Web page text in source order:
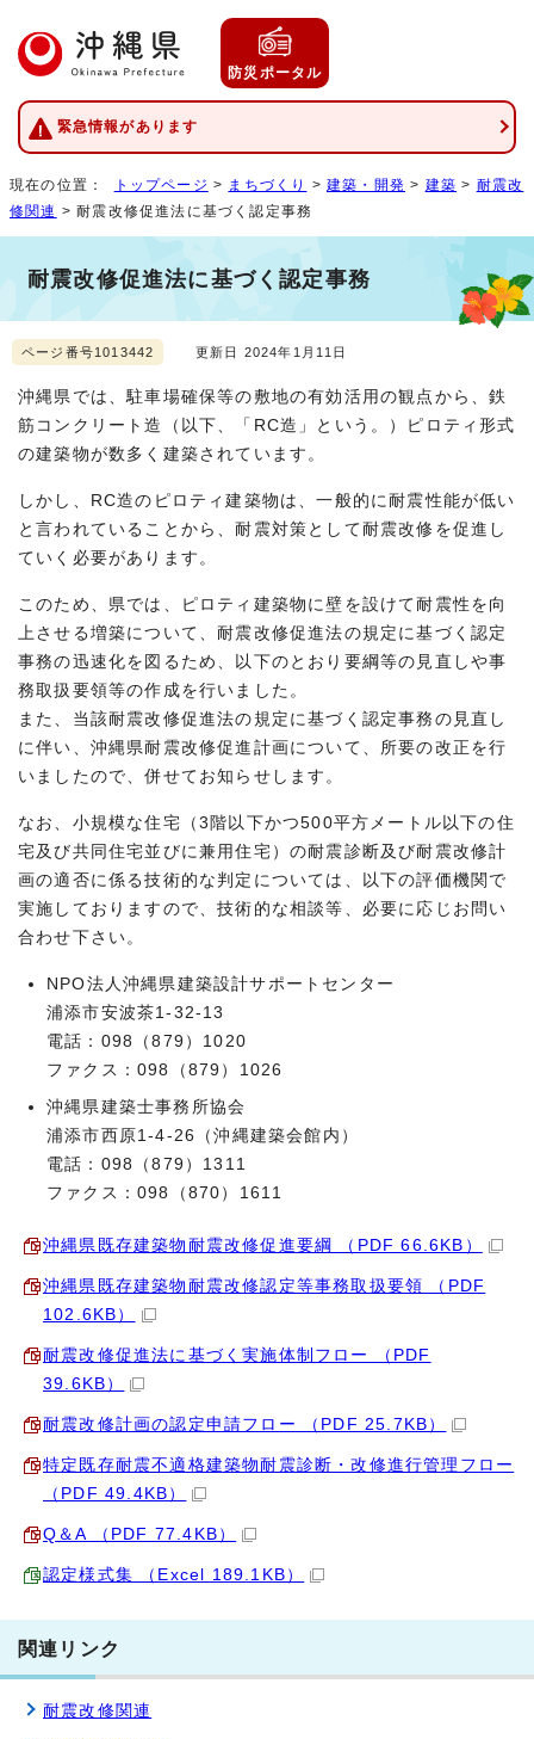
防災ポータル
緊急情報があります
現在の位置： トップページ > まちづくり >建築・開発 > 建築 > 耐震改
修関連 > 耐震改修促進法に基づく認定事務
耐震改修促進法に基づく認定事務
ページ番号1013442 更新日 2024年1月11日
沖縄県では、駐車場確保等の敷地の有効活用の観点から、鉄
筋コンクリート造（以下、「RC造」という。）ピロティ形式
の建築物が数多く建築されています。
しかし、RC造のピロティ建築物は、一般的に耐震性能が低い
と言われていることから、耐震対策として耐震改修を促進し
ていく必要があります。
このため、県では、ピロティ建築物に壁を設けて耐震性を向
上させる増築について、耐震改修促進法の規定に基づく認定
事務の迅速化を図るため、以下のとおり要綱等の見直しや事
務取扱要領等の作成を行いました。
また、当該耐震改修促進法の規定に基づく認定事務の見直し
に伴い、沖縄県耐震改修促進計画について、所要の改正を行
いましたので、併せてお知らせします。
なお、小規模な住宅（3階以下かつ500平方メートル以下の住
宅及び共同住宅並びに兼用住宅）の耐震診断及び耐震改修計
画の適否に係る技術的な判定については、以下の評価機関で
実施しておりますので、技術的な相談等、必要に応じお問い
合わせ下さい。
NPO法人沖縄県建築設計サポートセンター
浦添市安波茶1-32-13
電話：098（879）1020
ファクス：098（879）1026
沖縄県建築士事務所協会
浦添市西原1-4-26（沖縄建築会館内）
電話：098（879）1311
ファクス：098（870）1611
沖縄県既存建築物耐震改修促進要綱 （PDF 66.6KB）
沖縄県既存建築物耐震改修認定等事務取扱要領 （PDF
102.6KB）
耐震改修促進法に基づく実施体制フロー （PDF
39.6KB）
耐震改修計画の認定申請フロー （PDF 25.7KB）
特定既存耐震不適格建築物耐震診断・改修進行管理フロー
（PDF 49.4KB）
Q＆A （PDF 77.4KB）
認定様式集 （Excel 189.1KB）
関連リンク
耐震改修関連